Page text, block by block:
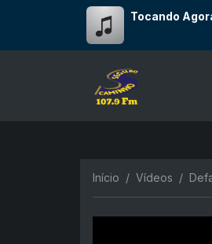
Tocando
Início Vídeos